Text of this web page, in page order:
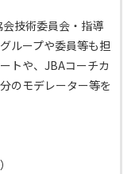
技術委員会・指導
ループや委員等も担
トや、JBAコーチカ
のモデレーター等を